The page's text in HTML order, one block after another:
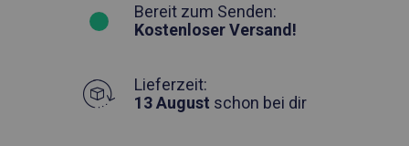
Bereit zum Senden:
Kostenloser Versand!
Lieferzeit:
13 August schon bei dir